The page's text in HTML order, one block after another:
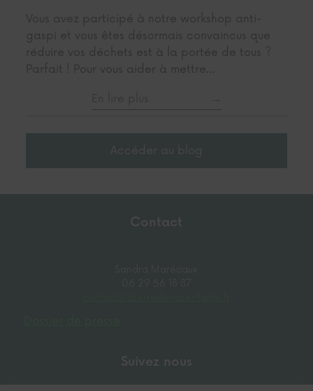
Vous avez participé à notre workshop anti-
gaspi et vous êtes désormais convaincus que
réduire vos déchets est à la portée de tous ?
Parfait ! Pour vous aider à mettre…
Accéder au blog
Contact
Sandra Marécaux
Suivez nous